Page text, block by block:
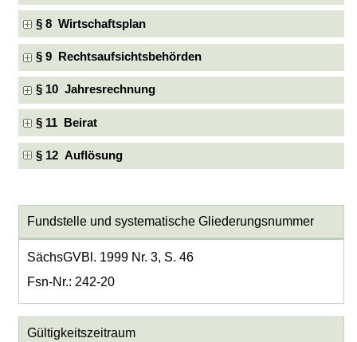
§ 8 Wirtschaftsplan
§ 9 Rechtsaufsichtsbehörden
§ 10 Jahresrechnung
§ 11 Beirat
§ 12 Auflösung
Fundstelle und systematische Gliederungsnummer
SächsGVBl. 1999 Nr. 3, S. 46
Fsn-Nr.: 242-20
Gültigkeitszeitraum